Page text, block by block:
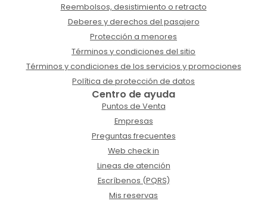
Reembolsos, desistimiento o retracto
Deberes y derechos del pasajero
Protección a menores
Términos y condiciones del sitio
Términos y condiciones de los servicios y promociones
Política de protección de datos
Centro de ayuda
Puntos de Venta
Empresas
Preguntas frecuentes
Web check in
Lineas de atención
Escríbenos (PQRS)
Mis reservas